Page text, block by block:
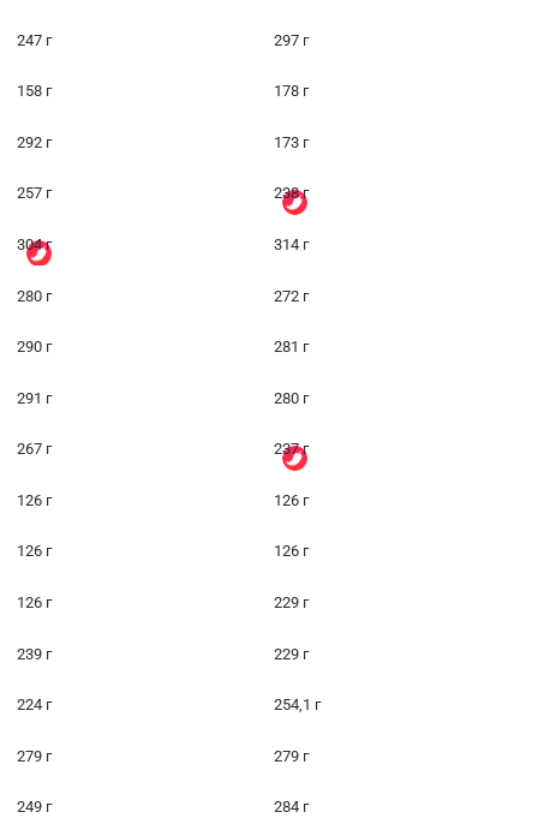
247 г 297 г
158 г 178 г
292 г 173 г
257 г 238 г
304 г 314 г
280 г 272 г
290 г 281 г
291 г 280 г
267 г 237 г
126 г 126 г
126 г 126 г
126 г 229 г
239 г 229 г
224 г 254,1 г
279 г 279 г
249 г 284 г